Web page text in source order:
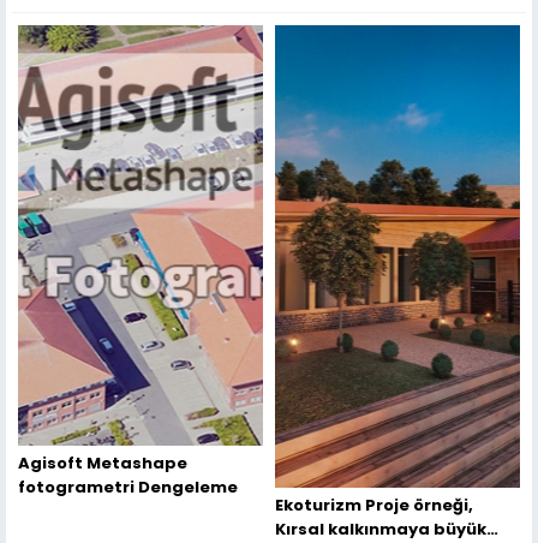
Agisoft Metashape
fotogrametri Dengeleme
Ekoturizm Proje örneği,
Kırsal kalkınmaya büyük